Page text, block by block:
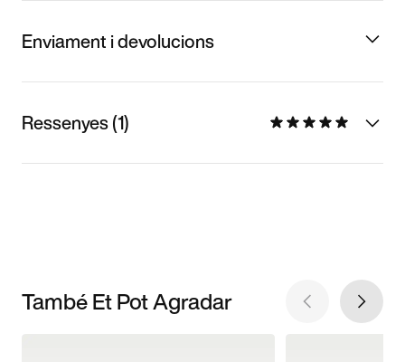
Enviament i devolucions
Ressenyes (1)
També Et Pot Agradar